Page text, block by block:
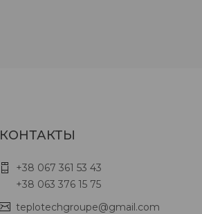
КОНТАКТЫ
+38 067 361 53 43
+38 063 376 15 75
teplotechgroupe@gmail.com